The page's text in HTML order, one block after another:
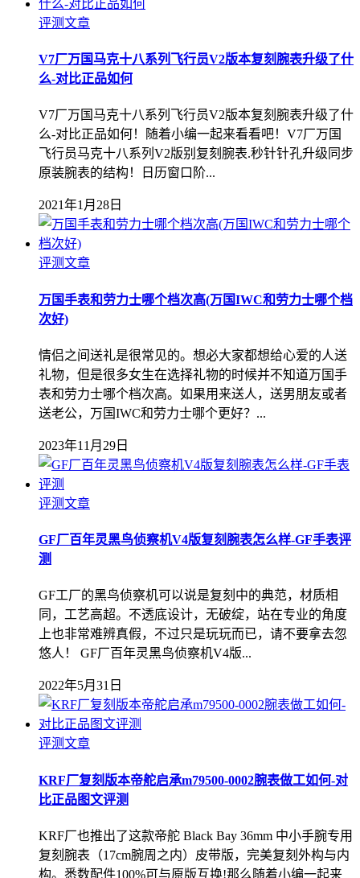
评测文章
V7厂万国马克十八系列飞行员V2版本复刻腕表升级了什
么-对比正品如何
V7厂万国马克十八系列飞行员V2版本复刻腕表升级了什
么-对比正品如何！随着小编一起来看看吧！V7厂万国
飞行员马克十八系列V2版别复刻腕表.秒针针孔升级同步
原装腕表的结构！日历窗口阶...
2021年1月28日
评测文章
万国手表和劳力士哪个档次高(万国IWC和劳力士哪个档
次好)
情侣之间送礼是很常见的。想必大家都想给心爱的人送
礼物，但是很多女生在选择礼物的时候并不知道万国手
表和劳力士哪个档次高。如果用来送人，送男朋友或者
送老公，万国IWC和劳力士哪个更好？...
2023年11月29日
评测文章
GF厂百年灵黑鸟侦察机V4版复刻腕表怎么样-GF手表评
测
GF工厂的黑鸟侦察机可以说是复刻中的典范，材质相
同，工艺高超。不透底设计，无破绽，站在专业的角度
上也非常难辨真假，不过只是玩玩而已，请不要拿去忽
悠人！ GF厂百年灵黑鸟侦察机V4版...
2022年5月31日
评测文章
KRF厂复刻版本帝舵启承m79500-0002腕表做工如何-对
比正品图文评测
KRF厂也推出了这款帝舵 Black Bay 36mm 中小手腕专用
复刻腕表（17cm腕周之内）皮带版，完美复刻外构与内
构。悉数配件100%可与原版互换!那么随着小编一起来